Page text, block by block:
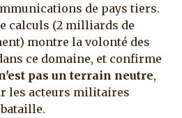
de pays tiers.
calculs (2 milliards de
montre la volonté des
ce domaine, et confirme
pas un terrain neutre,
les acteurs militaires